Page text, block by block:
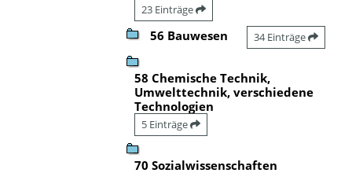
23 Einträge
56 Bauwesen 34 Einträge
58 Chemische Technik,
Umwelttechnik, verschiedene
Technologien
5 Einträge
70 Sozialwissenschaften